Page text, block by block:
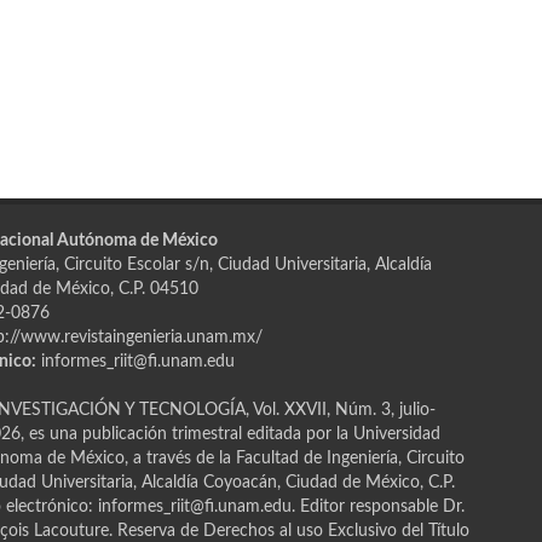
Autónoma de México
Circuito Escolar s/n, Ciudad Universitaria, Alcaldía
de México, C.P. 04510
0876
www.revistaingenieria.unam.mx/
informes_riit@fi.unam.edu
Y TECNOLOGÍA, Vol. XXVII, Núm. 3, julio-
es una publicación trimestral editada por la Universidad
de México, a través de la Facultad de Ingeniería, Circuito
Universitaria, Alcaldía Coyoacán, Ciudad de México, C.P.
informes_riit@fi.unam.edu. Editor responsable Dr.
Lacouture. Reserva de Derechos al uso Exclusivo del Título